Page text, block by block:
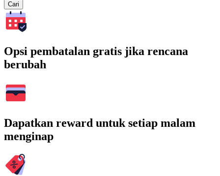
Cari
Opsi pembatalan gratis jika rencana
berubah
Dapatkan reward untuk setiap malam
menginap